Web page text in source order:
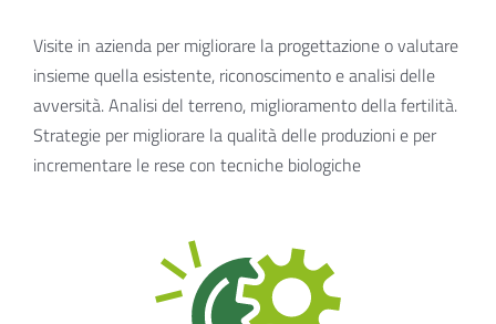
Visite in azienda per migliorare la progettazione o valutare
insieme quella esistente, riconoscimento e analisi delle
avversità. Analisi del terreno, miglioramento della fertilità.
Strategie per migliorare la qualità delle produzioni e per
incrementare le rese con tecniche biologiche